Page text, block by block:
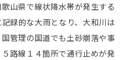
山県で線状降水帯が発生する
録的な大雨となり、大和川は
管理の国道でも土砂崩落や事
路線１４箇所で通行止めが発